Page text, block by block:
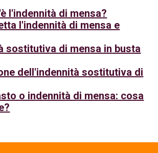
l'indennità di mensa?
l'indennità di mensa e
sostitutiva di mensa in busta
dell'indennità sostitutiva di
o indennità di mensa: cosa